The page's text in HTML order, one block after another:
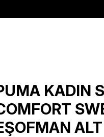
KADIN